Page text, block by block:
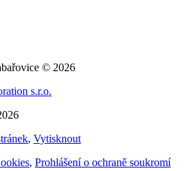
© 2026
s.r.o.
, Vytisknout
, Prohlášení o ochraně soukromí